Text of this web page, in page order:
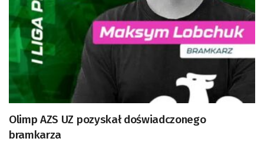
Olimp AZS UZ pozyskał doświadczonego
bramkarza